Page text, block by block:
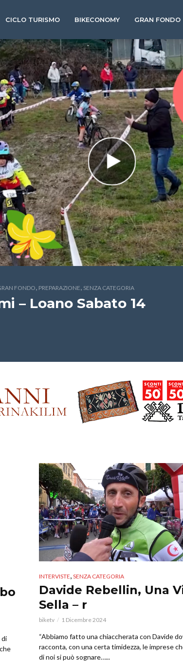
CICLO TURISMO BIKECONOMY GRAN FONDO
FONDO, PREPARAZIONE, SENZA CATEGORIA
– Loano Sabato 14
di
INTERVISTE SENZA CATEGORIA
Davide Rebellin, Una
Sella – r
biketv 1 Dicembre 2024
“Abbiamo fatto una chiaccherata con Davide
racconta, con una certa timidezza, le imprese
di noi si può sognare…...